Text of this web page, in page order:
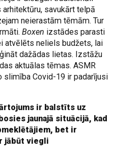
savukārt telpā
neierastām tēmām. Tur
Boxen izstādes parasti
atvēlēts neliels budžets, lai
dažādas lietas. Izstāžu
aktuālas tēmas. ASMR
slimība Covid-19 ir padarījusi
ir balstīts uz
jaunajā situācijā, kad
bet ir
jābūt viegli